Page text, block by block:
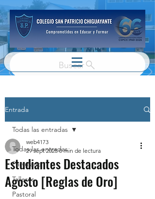
Buscar
Entrada
Todas las entradas
Parvulario
Talleres
Pastoral
Todas las entradas
Estudiantes Destacados
Agosto [Reglas de Oro]
web4173
29 sept 2025 0 min de lectura